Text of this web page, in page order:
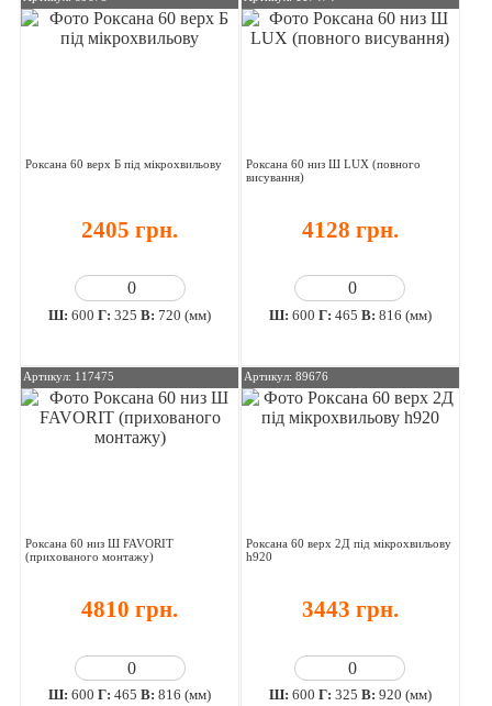
Роксана 60 верх Б під мікрохвильову
2405 грн.
Ш:600 Г:325 В:720 (мм)
Роксана 60 низ Ш LUX (повного
висування)
4128 грн.
Ш: 600 Г: 465 В: 816 (мм)
Артикул: 117475
Роксана 60 низ Ш FAVORIT
(прихованого монтажу)
4810 грн.
Ш:600 Г:465 В:816 (мм)
Артикул: 89676
Роксана 60 верх 2Д під мікрохвильову
h920
3443 грн.
Ш: 600 Г: 325 В: 920 (мм)